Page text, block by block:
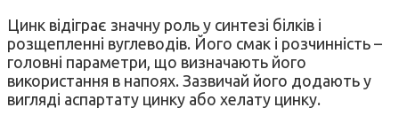
Цинк відіграє значну роль у синтезі білків і
розщепленні вуглеводів. Його смак і розчинність –
головні параметри, що визначають його
використання в напоях. Зазвичай його додають у
вигляді аспартату цинку або хелату цинку.